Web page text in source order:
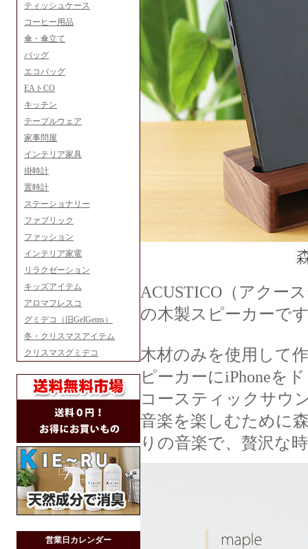
ティッシュケース
コーヒー用品
傘・傘立て
バッグ
エコバッグ
EAトCO
キッチン
テーブルウェア
家事問屋
インテリア家具
掛時計
置時計
ステーショナリー
ファブリック
ファッション
インテリア家電
リラクゼーション
キッズアイテム
アロマフレスコ
グミデコ（旧GelGems）
冬・クリスマスアイテム
クリスマスグミデコ
営業日カレンダー
ACUSTICO（アクー
の木製スピーカーで
木材のみを使用して
ピーカーにiPhoneを
コースティックサウ
音楽を楽しむために
りの音楽で、贅沢な